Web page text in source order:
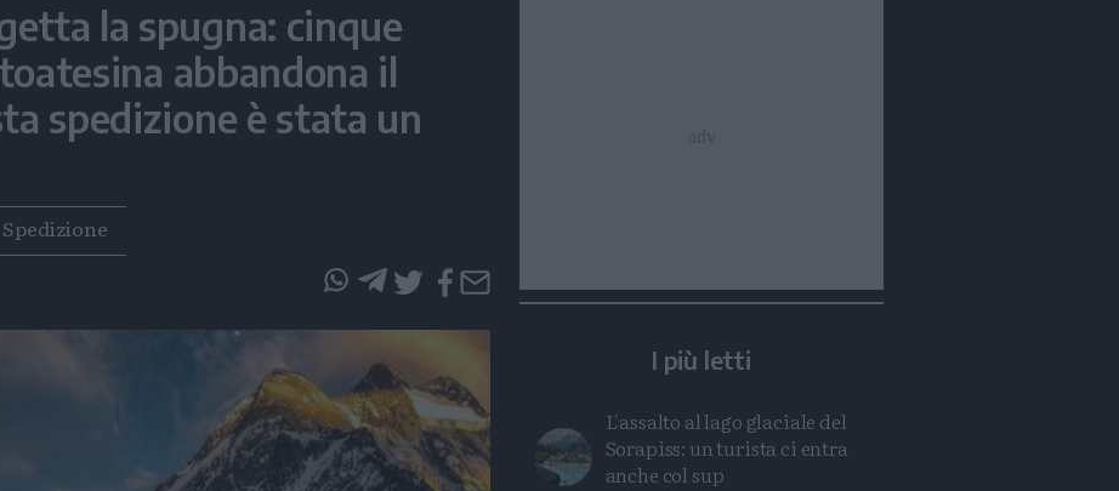
la spugna: cinque
abbandona il
spedizione è stata un
Spedizione
Condividi
Whatsapp
Condividi
su
Telegram
TwitterCondividi
Mail
I più letti
L'assalto al lago glaciale del
Sorapiss: un turista ci entra
anche col sup